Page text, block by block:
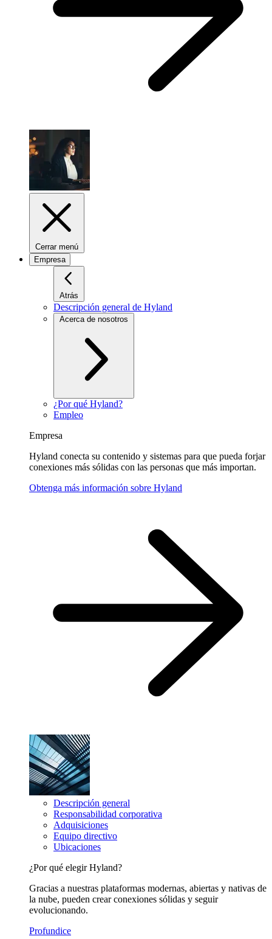
Cerrar menú
Empresa
Atrás
Descripción general de Hyland
Acerca de nosotros
¿Por qué Hyland?
Empleo
Empresa
Hyland conecta su contenido y sistemas para que pueda forjar
conexiones más sólidas con las personas que más importan.
Obtenga más información sobre Hyland
Descripción general
Responsabilidad corporativa
Adquisiciones
Equipo directivo
Ubicaciones
¿Por qué elegir Hyland?
Gracias a nuestras plataformas modernas, abiertas y nativas de
la nube, pueden crear conexiones sólidas y seguir
evolucionando.
Profundice